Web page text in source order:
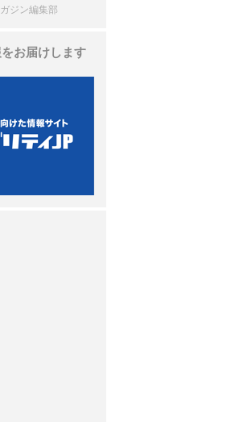
ジン編集部
お届けします